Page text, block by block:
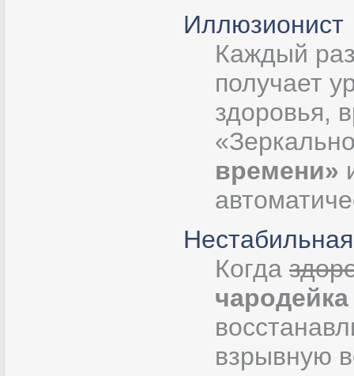
Иллюзионист
Каждый
получает
здоровья,
времени»
Когда
взрывную